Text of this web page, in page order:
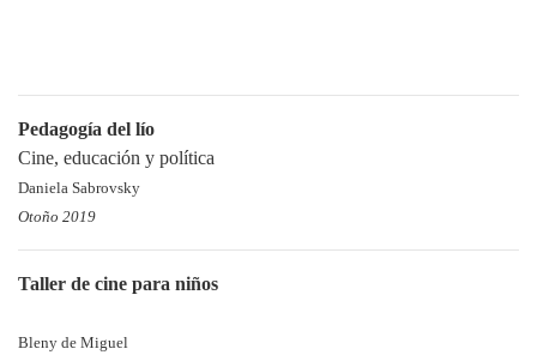
Pedagogía del lío
Cine, educación y política
Daniela Sabrovsky
Otoño 2019
Taller de cine para niños
Bleny de Miguel